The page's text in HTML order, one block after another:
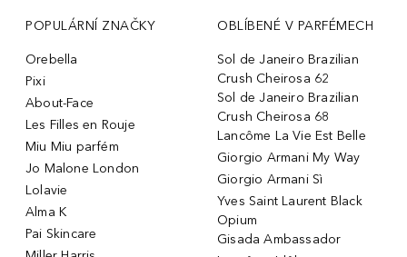
POPULÁRNÍ ZNAČKY
Orebella
Pixi
About-Face
Les Filles en Rouje
Miu Miu parfém
Jo Malone London
Lolavie
Alma K
Pai Skincare
OBLÍBENÉ V PARFÉMECH
Sol de Janeiro Brazilian
Crush Cheirosa 62
Sol de Janeiro Brazilian
Crush Cheirosa 68
Lancôme La Vie Est Belle
Giorgio Armani My Way
Giorgio Armani Sì
Yves Saint Laurent Black
Opium
Gisada Ambassador